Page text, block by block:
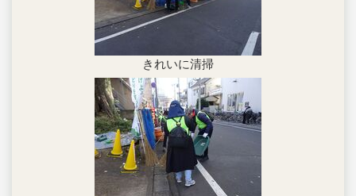
きれいに清掃